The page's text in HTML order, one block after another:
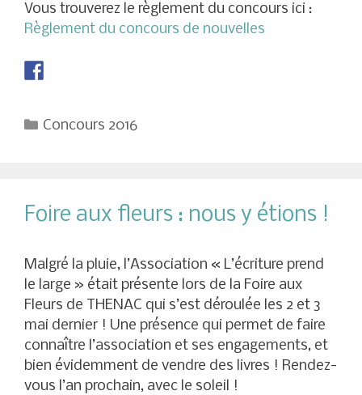
Vous trouverez le règlement du concours ici :
Règlement du concours de nouvelles
Catégories
Concours 2016
Foire aux fleurs : nous y étions !
Malgré la pluie, l’Association « L’écriture prend
le large » était présente lors de la Foire aux
Fleurs de THENAC qui s’est déroulée les 2 et 3
mai dernier ! Une présence qui permet de faire
connaître l’association et ses engagements, et
bien évidemment de vendre des livres ! Rendez-
vous l’an prochain, avec le soleil !